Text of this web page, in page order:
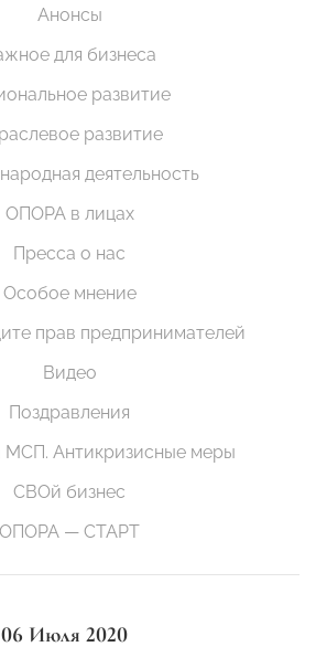
Анонсы
для бизнеса
развитие
развитие
деятельность
ОПОРА в лицах
Пресса о нас
Особое мнение
прав предпринимателей
Видео
Поздравления
МСП. Антикризисные меры
СВОй бизнес
ОПОРА — СТАРТ
06 Июля 2020